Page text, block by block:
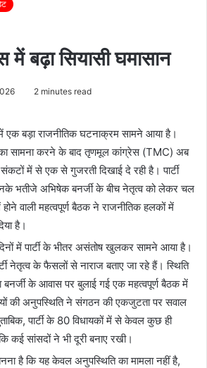
बढ़ा सियासी घमासान
2 minutes read
में एक बड़ा राजनीतिक घटनाक्रम सामने आया है।
सामना करने के बाद तृणमूल कांग्रेस (TMC) अब
में से एक से गुजरती दिखाई दे रही है। पार्टी
भतीजे अभिषेक बनर्जी के बीच नेतृत्व को लेकर चल
होने वाली महत्वपूर्ण बैठक ने राजनीतिक हलकों में
है।
में पार्टी के भीतर असंतोष खुलकर सामने आया है।
नेतृत्व के फैसलों से नाराज बताए जा रहे हैं। स्थिति
बनर्जी के आवास पर बुलाई गई एक महत्वपूर्ण बैठक में
की अनुपस्थिति ने संगठन की एकजुटता पर सवाल
पार्टी के 80 विधायकों में से केवल कुछ ही
कई सांसदों ने भी दूरी बनाए रखी।
है कि यह केवल अनुपस्थिति का मामला नहीं है,